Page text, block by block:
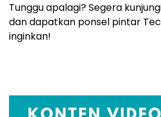
Tunggu apalagi? Segera
dan dapatkan ponsel pintar
inginkan!